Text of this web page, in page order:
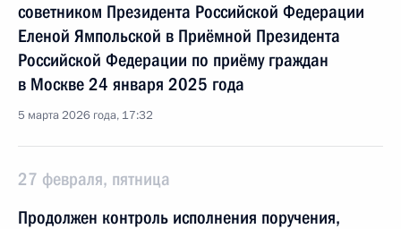
советником Президента Российской Федерации
Еленой Ямпольской в Приёмной Президента
Российской Федерации по приёму граждан
в Москве 24 января 2025 года
5 марта 2026 года, 17:32
27 февраля, пятница
Продолжен контроль исполнения поручения,